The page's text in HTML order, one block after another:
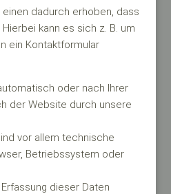
dadurch erhoben, dass
kann es sich z. B. um
ein Kontaktformular
oder nach Ihrer
der Website durch unsere
vor allem technische
Betriebssystem oder
dieser Daten